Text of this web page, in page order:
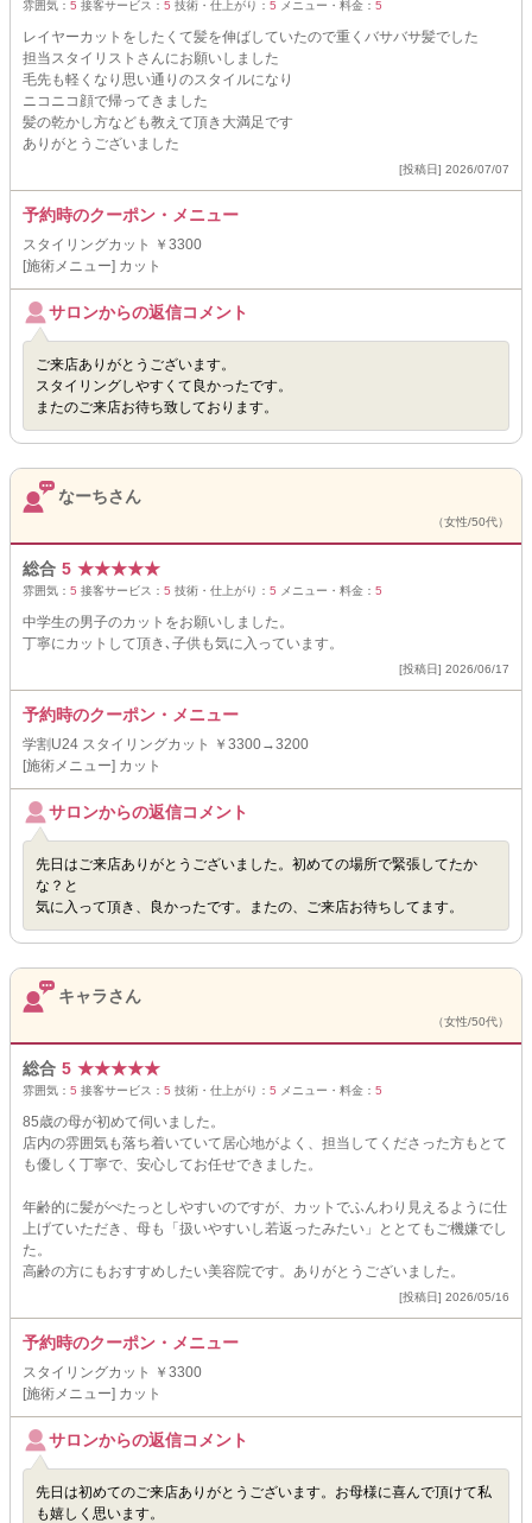
雰囲気： 5 接客サービス： 5 技術・仕上がり： 5 メニュー・料金： 5
レイヤーカットをしたくて髪を伸ばしていたので重くバサバサ髪でした
担当スタイリストさんにお願いしました
毛先も軽くなり思い通りのスタイルになり
ニコニコ顔で帰ってきました
髪の乾かし方なども教えて頂き大満足です
ありがとうございました
[投稿日] 2026/07/07
予約時のクーポン・メニュー
スタイリングカット ￥3300
[施術メニュー] カット
サロンからの返信コメント
ご来店ありがとうございます。
スタイリングしやすくて良かったです。
またのご来店お待ち致しております。
なーちさん
（女性/50代）
総合 5 ★★★★★
雰囲気： 5 接客サービス： 5 技術・仕上がり： 5 メニュー・料金： 5
中学生の男子のカットをお願いしました。
丁寧にカットして頂き､子供も気に入っています。
[投稿日] 2026/06/17
予約時のクーポン・メニュー
学割U24 スタイリングカット ￥3300→3200
[施術メニュー] カット
サロンからの返信コメント
先日はご来店ありがとうございました。初めての場所で緊張してたか
な？と
気に入って頂き、良かったです。またの、ご来店お待ちしてます。
キャラさん
（女性/50代）
総合 5 ★★★★★
雰囲気： 5 接客サービス： 5 技術・仕上がり： 5 メニュー・料金： 5
85歳の母が初めて伺いました。
店内の雰囲気も落ち着いていて居心地がよく、担当してくださった方もとて
も優しく丁寧で、安心してお任せできました。
年齢的に髪がぺたっとしやすいのですが、カットでふんわり見えるように仕
上げていただき、母も「扱いやすいし若返ったみたい」ととてもご機嫌でし
た。
高齢の方にもおすすめしたい美容院です。ありがとうございました。
[投稿日] 2026/05/16
予約時のクーポン・メニュー
スタイリングカット ￥3300
[施術メニュー] カット
サロンからの返信コメント
先日は初めてのご来店ありがとうございます。お母様に喜んで頂けて私
も嬉しく思います。